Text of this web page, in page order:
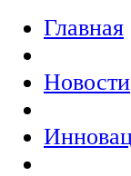
Главная
Новости